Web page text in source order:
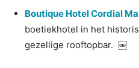
Boutique Hotel Cordial
boetiekhotel in het
gezellige rooftopbar. ￼